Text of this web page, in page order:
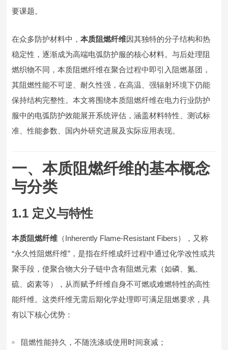
要课题。
在众多防护材料中，本质阻燃纤维因其独特的分子结构和热
稳定性，逐渐成为高端电弧防护服的核心材料。与后处理阻
燃织物不同，本质阻燃纤维在聚合过程中即引入阻燃基团，
其阻燃性能不可逆、耐久性强，在高温、强辐射环境下仍能
保持结构完整性。本文将围绕本质阻燃纤维在电力行业防护
服中的电弧防护效能展开系统评估，涵盖材料特性、测试标
准、性能参数、国内外研究进展及实际应用表现。
一、本质阻燃纤维的基本概念
与分类
1.1 定义与特性
本质阻燃纤维 （Inherently Flame-Resistant Fibers），又称
“永久性阻燃纤维”，是指在纤维成纤过程中通过化学改性或共
聚手段，使聚合物大分子链中含有阻燃元素（如磷、氮、
硫、卤素等），从而赋予纤维自身不可燃或难燃特性的高性
能纤维。这类纤维无需后期化学处理即可满足阻燃要求，具
有以下核心优势：
阻燃性能持久，不随洗涤或使用时间衰减；